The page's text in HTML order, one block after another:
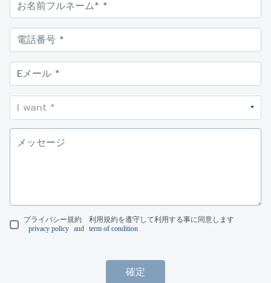
プライバシー規約 利用規約を遵守して利用する事に同意します
privacy policy and term of condition
確定